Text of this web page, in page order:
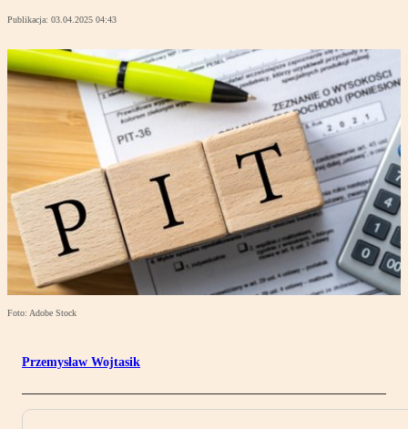
Publikacja: 03.04.2025 04:43
Foto: Adobe Stock
Przemysław Wojtasik